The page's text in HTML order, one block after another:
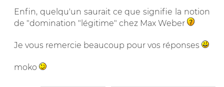
Enfin, quelqu'un saurait ce que signifie la notion
de "domination "légitime" chez Max Weber
Je vous remercie beaucoup pour vos réponses
moko